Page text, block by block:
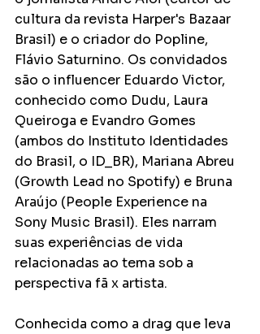
cultura da revista Harper's Bazaar
Brasil) e o criador do Popline,
Flávio Saturnino. Os convidados
são o influencer Eduardo Victor,
conhecido como Dudu, Laura
Queiroga e Evandro Gomes
(ambos do Instituto Identidades
do Brasil, o ID_BR), Mariana Abreu
(Growth Lead no Spotify) e Bruna
Araújo (People Experience na
Sony Music Brasil). Eles narram
suas experiências de vida
relacionadas ao tema sob a
perspectiva fã x artista.
Conhecida como a drag que leva